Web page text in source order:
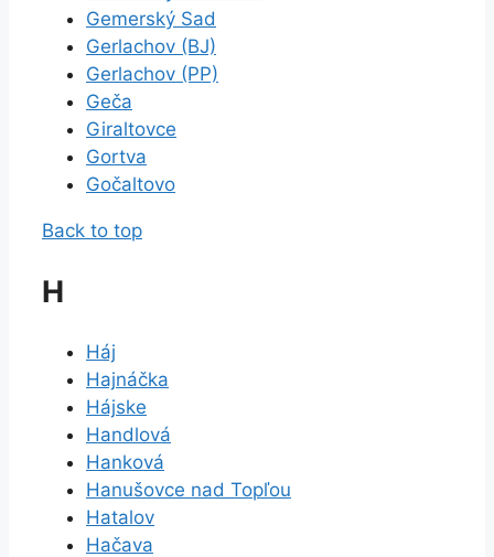
Gemerský Sad
Gerlachov (BJ)
Gerlachov (PP)
Geča
Giraltovce
Gortva
Gočaltovo
Back to top
H
Háj
Hajnáčka
Hájske
Handlová
Hanková
Hanušovce nad Topľou
Hatalov
Hačava